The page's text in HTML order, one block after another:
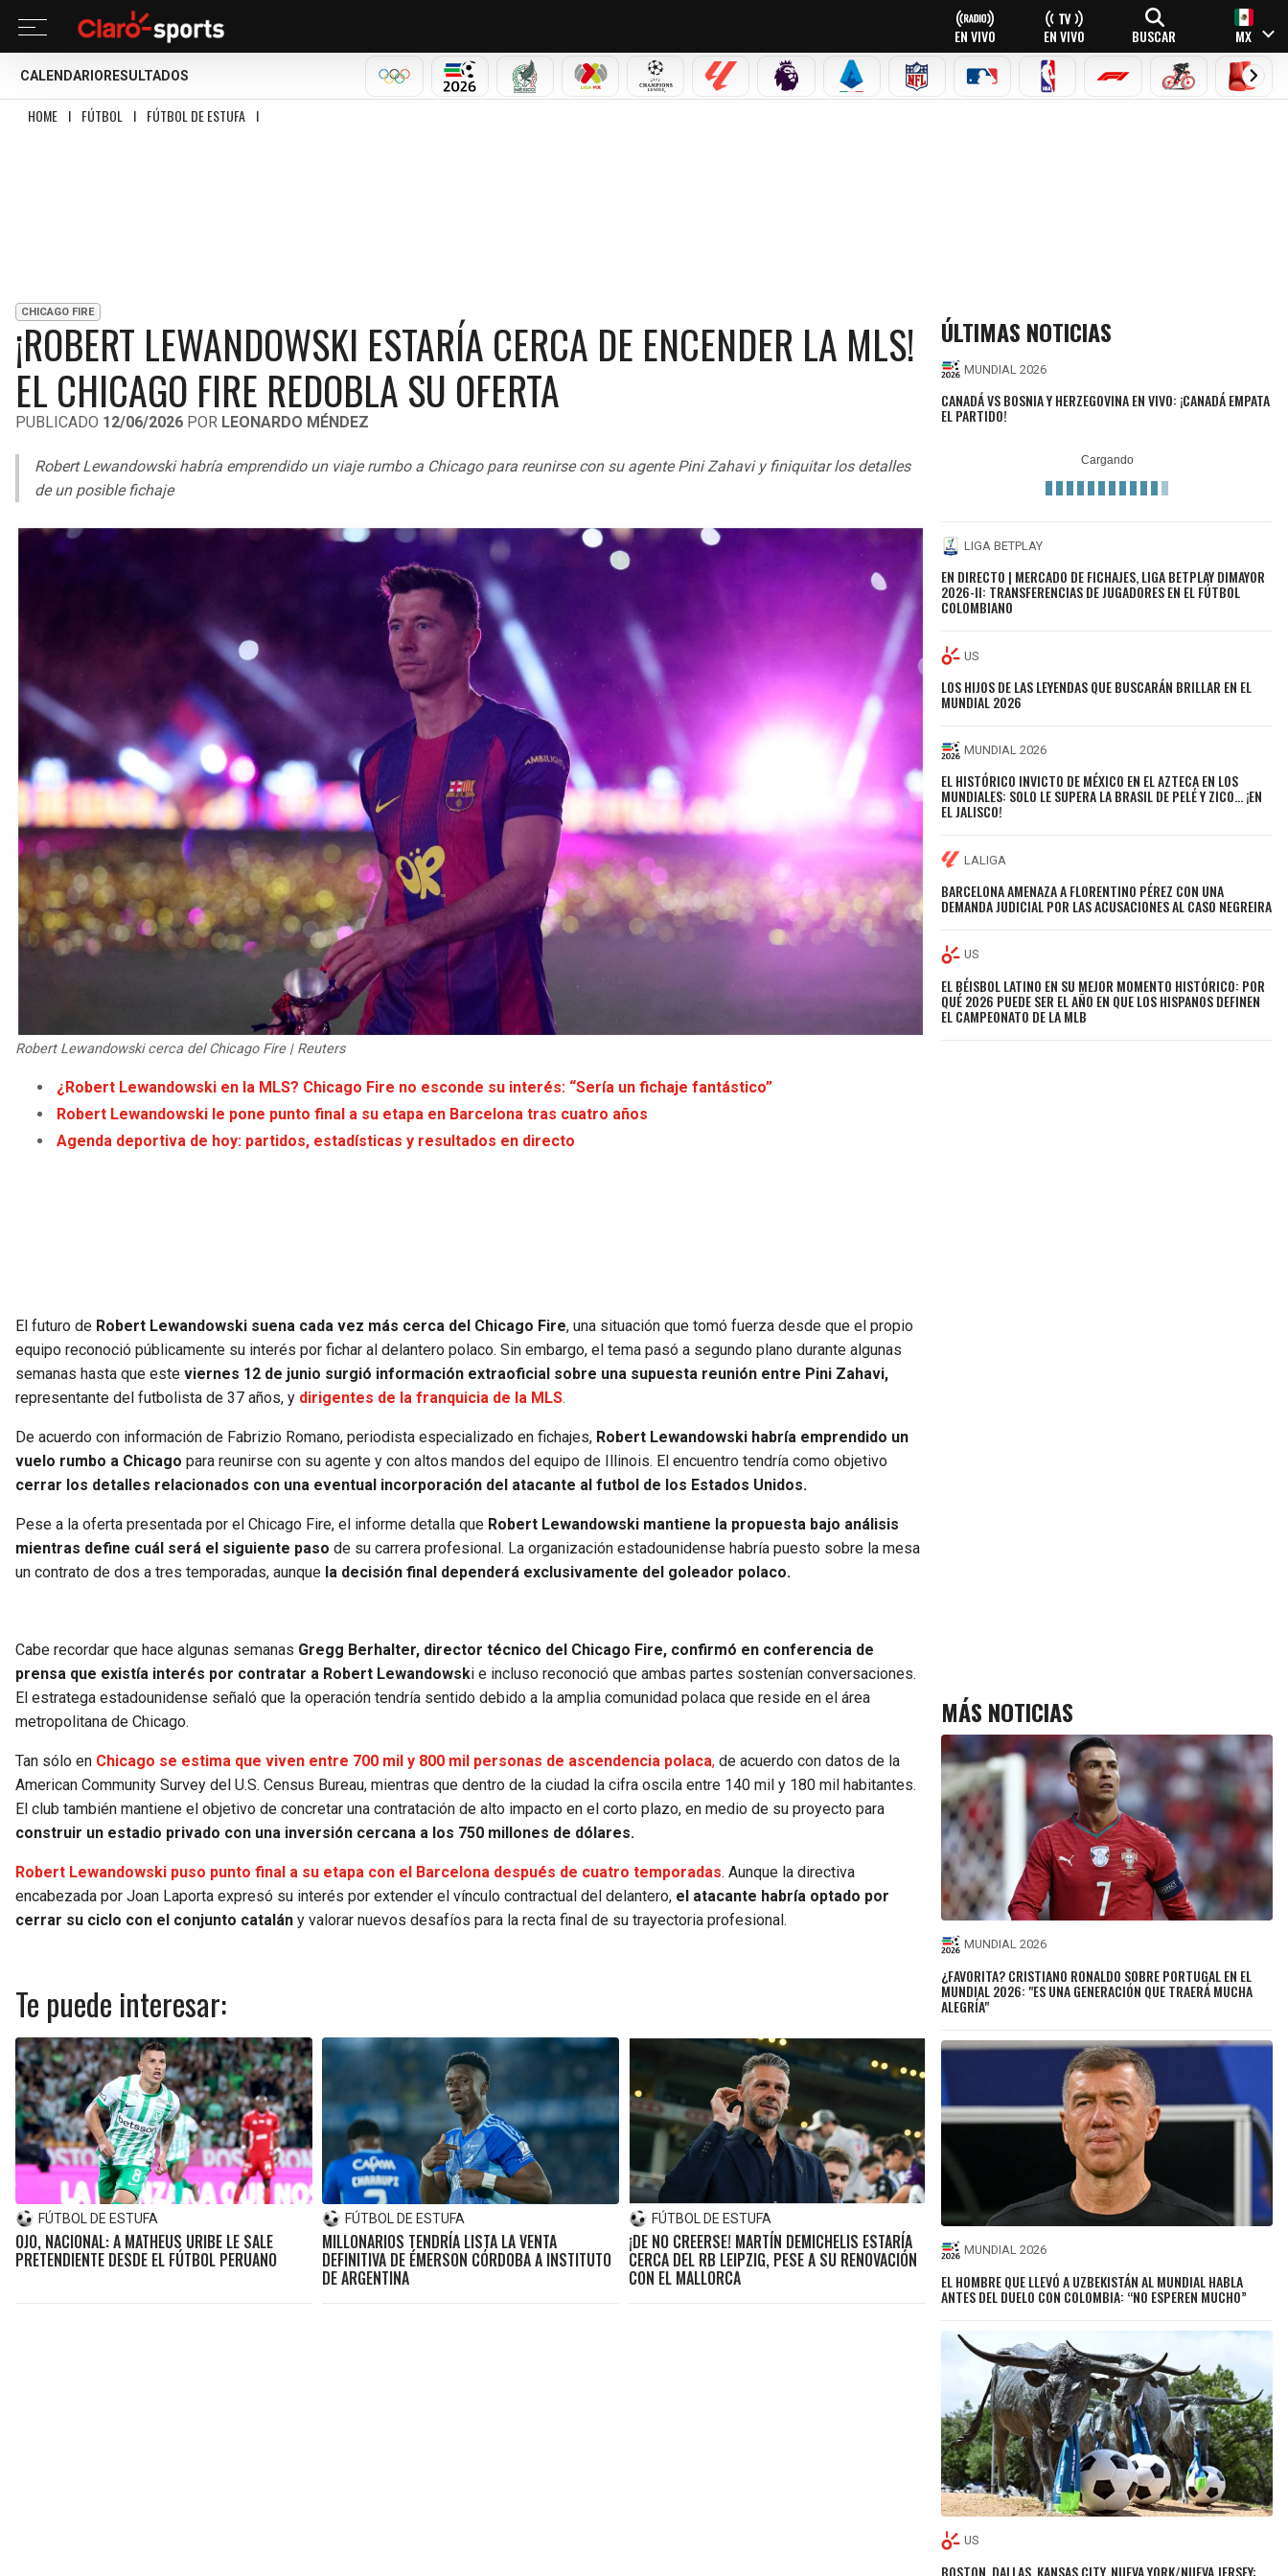
EN VIVO EN VIVO BUSCAR MX
CALENDARIO RESULTADOS
OLÍMPICOSMUNDIAL 2026SELECCIÓN MEXICANA
LIGA MX CHAMPIONS LEAGUE
LALIGA PREMIER LEAGUE
SERIE A NFL MLB NBA FÓRMULA 1CICLISMOBOXEO
HOME I FÚTBOL I FÚTBOL DE ESTUFA I
CHICAGO FIRE
¡ROBERT LEWANDOWSKI ESTARÍA CERCA DE ENCENDER LA MLS!
EL CHICAGO FIRE REDOBLA SU OFERTA
PUBLICADO 12/06/2026 POR LEONARDO MÉNDEZ
Robert Lewandowski habría emprendido un viaje rumbo a Chicago para reunirse con su agente Pini Zahavi y finiquitar los detalles
de un posible fichaje
Robert Lewandowski cerca del Chicago Fire | Reuters
¿Robert Lewandowski en la MLS? Chicago Fire no esconde su interés: “Sería un fichaje fantástico”
Robert Lewandowski le pone punto final a su etapa en Barcelona tras cuatro años
Agenda deportiva de hoy: partidos, estadísticas y resultados en directo
El futuro de Robert Lewandowski suena cada vez más cerca del Chicago Fire, una situación que tomó fuerza desde que el propio
equipo reconoció públicamente su interés por fichar al delantero polaco. Sin embargo, el tema pasó a segundo plano durante algunas
semanas hasta que este viernes 12 de junio surgió información extraoficial sobre una supuesta reunión entre Pini Zahavi,
representante del futbolista de 37 años, y dirigentes de la franquicia de la MLS.
De acuerdo con información de Fabrizio Romano, periodista especializado en fichajes, Robert Lewandowski habría emprendido un
vuelo rumbo a Chicago para reunirse con su agente y con altos mandos del equipo de Illinois. El encuentro tendría como objetivo
cerrar los detalles relacionados con una eventual incorporación del atacante al futbol de los Estados Unidos.
Pese a la oferta presentada por el Chicago Fire, el informe detalla que Robert Lewandowski mantiene la propuesta bajo análisis
mientras define cuál será el siguiente paso de su carrera profesional. La organización estadounidense habría puesto sobre la mesa
un contrato de dos a tres temporadas, aunque la decisión final dependerá exclusivamente del goleador polaco.
Cabe recordar que hace algunas semanas Gregg Berhalter, director técnico del Chicago Fire, confirmó en conferencia de
prensa que existía interés por contratar a Robert Lewandowski e incluso reconoció que ambas partes sostenían conversaciones.
El estratega estadounidense señaló que la operación tendría sentido debido a la amplia comunidad polaca que reside en el área
metropolitana de Chicago.
Tan sólo en Chicago se estima que viven entre 700 mil y 800 mil personas de ascendencia polaca, de acuerdo con datos de la
American Community Survey del U.S. Census Bureau, mientras que dentro de la ciudad la cifra oscila entre 140 mil y 180 mil habitantes.
El club también mantiene el objetivo de concretar una contratación de alto impacto en el corto plazo, en medio de su proyecto para
construir un estadio privado con una inversión cercana a los 750 millones de dólares.
Robert Lewandowski puso punto final a su etapa con el Barcelona después de cuatro temporadas. Aunque la directiva
encabezada por Joan Laporta expresó su interés por extender el vínculo contractual del delantero, el atacante habría optado por
cerrar su ciclo con el conjunto catalán y valorar nuevos desafíos para la recta final de su trayectoria profesional.
Te puede interesar:
FÚTBOL DE ESTUFA
OJO, NACIONAL: A MATHEUS URIBE LE SALE
PRETENDIENTE DESDE EL FÚTBOL PERUANO
FÚTBOL DE ESTUFA
MILLONARIOS TENDRÍA LISTA LA VENTA
DEFINITIVA DE ÉMERSON CÓRDOBA A INSTITUTO
DE ARGENTINA
FÚTBOL DE ESTUFA
¡DE NO CREERSE! MARTÍN DEMICHELIS ESTARÍA
CERCA DEL RB LEIPZIG, PESE A SU RENOVACIÓN
CON EL MALLORCA
ÚLTIMAS NOTICIAS
MUNDIAL 2026
CANADÁ VS BOSNIA Y HERZEGOVINA EN VIVO: ¡CANADÁ EMPATA
EL PARTIDO!
LIGA BETPLAY
EN DIRECTO | MERCADO DE FICHAJES, LIGA BETPLAY DIMAYOR
2026-II: TRANSFERENCIAS DE JUGADORES EN EL FÚTBOL
COLOMBIANO
US
LOS HIJOS DE LAS LEYENDAS QUE BUSCARÁN BRILLAR EN EL
MUNDIAL 2026
MUNDIAL 2026
EL HISTÓRICO INVICTO DE MÉXICO EN EL AZTECA EN LOS
MUNDIALES: SOLO LE SUPERA LA BRASIL DE PELÉ Y ZICO… ¡EN
EL JALISCO!
LALIGA
BARCELONA AMENAZA A FLORENTINO PÉREZ CON UNA
DEMANDA JUDICIAL POR LAS ACUSACIONES AL CASO NEGREIRA
US
EL BÉISBOL LATINO EN SU MEJOR MOMENTO HISTÓRICO: POR
QUÉ 2026 PUEDE SER EL AÑO EN QUE LOS HISPANOS DEFINEN
EL CAMPEONATO DE LA MLB
MÁS NOTICIAS
MUNDIAL 2026
¿FAVORITA? CRISTIANO RONALDO SOBRE PORTUGAL EN EL
MUNDIAL 2026: "ES UNA GENERACIÓN QUE TRAERÁ MUCHA
ALEGRÍA"
MUNDIAL 2026
EL HOMBRE QUE LLEVÓ A UZBEKISTÁN AL MUNDIAL HABLA
ANTES DEL DUELO CON COLOMBIA: “NO ESPEREN MUCHO”
US
BOSTON, DALLAS, KANSAS CITY, NUEVA YORK/NUEVA JERSEY: